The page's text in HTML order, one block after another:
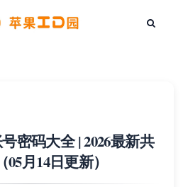
密码大全 | 2026最新共
月14日更新）